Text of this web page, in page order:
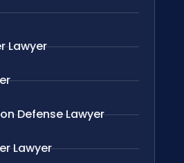
Lawyer
Defense Lawyer
Lawyer